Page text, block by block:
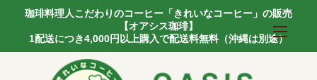
珈琲料理人こだわりのコーヒー「きれいなコーヒー」の販売
【オアシス珈琲】
1配送につき4,000円以上購入で配送料無料（沖縄は別途）